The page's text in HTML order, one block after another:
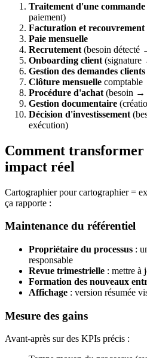
Traitement d'une
paiement)
Facturation et recouvrement
Paie mensuelle
Recrutement (besoin détecté
Onboarding client (signature
Gestion des demandes clients
Clôture mensuelle comptable
Procédure d'achat (besoin →
Gestion documentaire
Décision d'investissement
exécution)
Comment
impact réel
Cartographier pour cartographier =
ça rapporte :
Maintenance du référentiel
Propriétaire du processus :
responsable
Revue trimestrielle : mettre à
Formation des nouveaux
Affichage : version résumée
Mesure des gains
Avant-après sur des KPIs précis :